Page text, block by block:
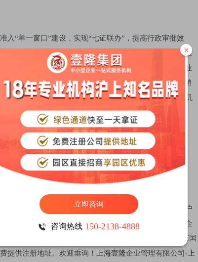
入“单一窗口”建设，实现“七证联办”，提高行政审批效
二是落实国务院关于“证照分离”改革的部署，在浦东新区
请人书面告知有关后置审批事项和审批部门，同时将企业
推送数据3.68万条。三是在自贸试验区开展企业简易注销
债务企业试行简易注销登记，建立便捷的市场主体退出机
国家工商总局肯定，并被国务院在全国复制推广。
构，十多年专业代理上海公司注册，提供
械注册 注册医疗器械公司 、 注册食品公司
个体工商户
上海代理记账等一站式服务，累计代理注册各类公司企
公司费用
公道。同时保障个人信息不会被泄露，全力响应国
提供注册地址。欢迎垂询！ 上海壹隆企业管理有限公司-上
×
立即咨询
咨询热线 150-2138-4888